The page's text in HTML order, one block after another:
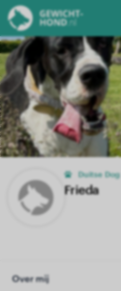
Duitse Dog
Frieda
Over mij